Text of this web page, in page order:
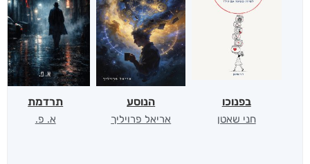
בפנוכו
חני שאטן
הנוסע
אריאל פרויליך
תרדמת
א. פ.